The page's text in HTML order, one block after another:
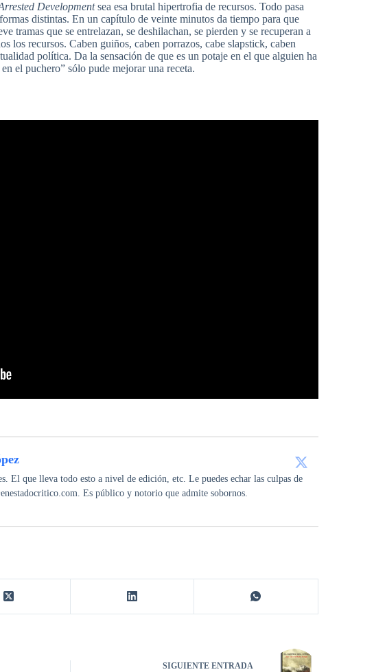
Developmentsea esa brutal hipertrofia de recursos. Todo pasa
distintas. En un capítulo de veinte minutos da tiempo para que
tramas que se entrelazan, se deshilachan, se pierden y se recuperan a
los recursos. Caben guiños, caben porrazos, cabe slapstick, caben
política. Da la sensación de que es un potaje en el que alguien ha
el puchero” sólo pude mejorar una receta.
El que lleva todo esto a nivel de edición, etc. Le puedes echar las culpas de
Es público y notorio que admite sobornos.
SIGUIENTE ENTRADA